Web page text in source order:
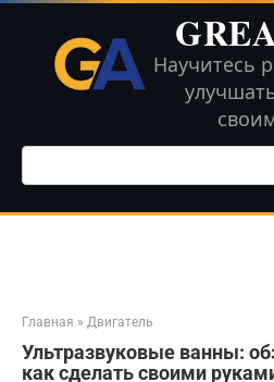
Перейти
контенту
Научитесь
Поиск:
Главная » Двигатель
Ультразвуковые ванны:
как сделать своими